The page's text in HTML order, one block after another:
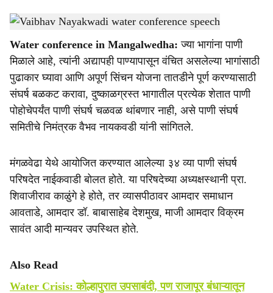
a
r
e
Mangalwedha water conference for drought-hit talukas-Agrowon
Water conference in Mangalwedha: ज्या भागांना पाणी
मिळाले आहे, त्यांनी अद्यापही पाण्यापासून वंचित असलेल्या भागांसाठी
पुढाकार घ्यावा आणि अपूर्ण सिंचन योजना तातडीने पूर्ण करण्यासाठी
संघर्ष बळकट करावा, दुष्काळग्रस्त भागातील प्रत्येक शेतात पाणी
पोहोचेपर्यंत पाणी संघर्ष चळवळ थांबणार नाही, असे पाणी संघर्ष
समितीचे निमंत्रक वैभव नायकवडी यांनी सांगितले.
मंगळवेढा येथे आयोजित करण्यात आलेल्या ३४ व्या पाणी संघर्ष
परिषदेत नाईकवाडी बोलत होते. या परिषदेच्या अध्यक्षस्थानी प्रा.
शिवाजीराव काळुंगे हे होते, तर व्यासपीठावर आमदार समाधान
आवताडे, आमदार डॉ. बाबासाहेब देशमुख, माजी आमदार विक्रम
सावंत आदी मान्यवर उपस्थित होते.
Also Read
Water Crisis: कोल्हापुरात उपसाबंदी, पण राजापूर बंधाऱ्यातून